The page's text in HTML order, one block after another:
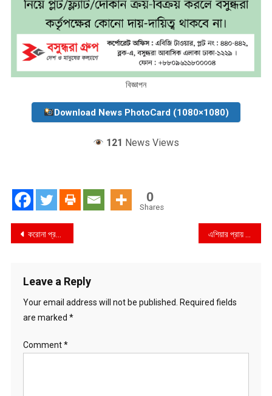
বিজ্ঞাপন
Download News PhotoCard (1080×1080)
121 News Views
0
Shares
Post
করোনা প্রতিরোধে গণমাধ্যম ও সরকার ঘনিষ্ঠভাবে কাজ করবে এশিয়ার প্রায় আড়াই কোটি লোককে দরিদ্র করবে করোনা : বিশ্বব্যাংক
Leave a Reply
Your email address will not be published. Required fields
are marked *
Comment*